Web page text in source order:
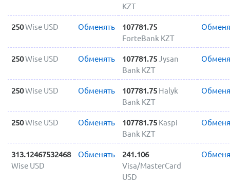
KZT
250Wise USD Обменять
107781.75
ForteBank KZT
250Wise USD Обменять 107781.75Jysan
Bank KZT
250Wise USD Обменять 107781.75 Halyk
Bank KZT
250Wise USD Обменять 107781.75 Kaspi
Bank KZT
313.12467532468
Wise USD
Обменять
241.106
Visa/MasterCard
USD